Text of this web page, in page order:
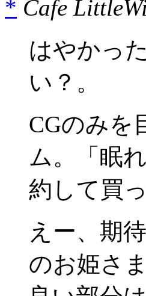
* Cafe
はやかっ
い？。
CGのみを
ム。「眠
約して買
えー、期
のお姫さ